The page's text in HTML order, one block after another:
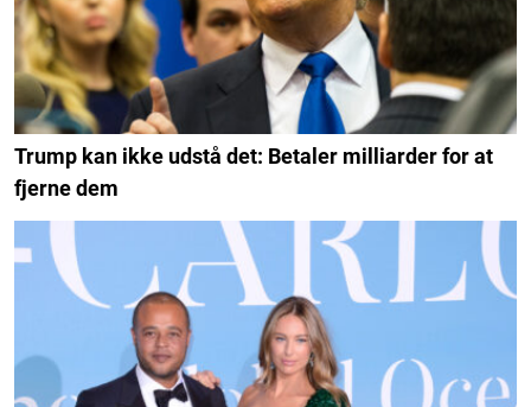
Trump kan ikke udstå det: Betaler milliarder for at
fjerne dem